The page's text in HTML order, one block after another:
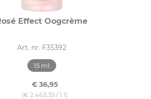
Effect Oogcrème
Art. nr. F35392
15 ml
€ 36,95
(€ 2.463,33 / 1 l)